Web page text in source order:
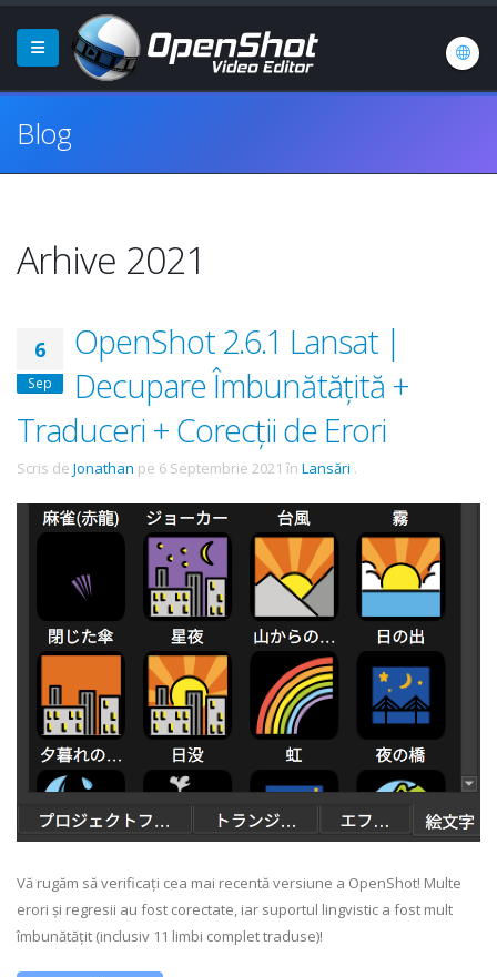
Blog
Arhive 2021
6
Sep
OpenShot 2.6.1 Lansat |
Decupare Îmbunătățită +
Traduceri + Corecții de Erori
Scris de Jonathan pe 6 Septembrie 2021 în Lansări .
Vă rugăm să verificați cea mai recentă versiune a OpenShot! Multe
erori și regresii au fost corectate, iar suportul lingvistic a fost mult
îmbunătățit (inclusiv 11 limbi complet traduse)!